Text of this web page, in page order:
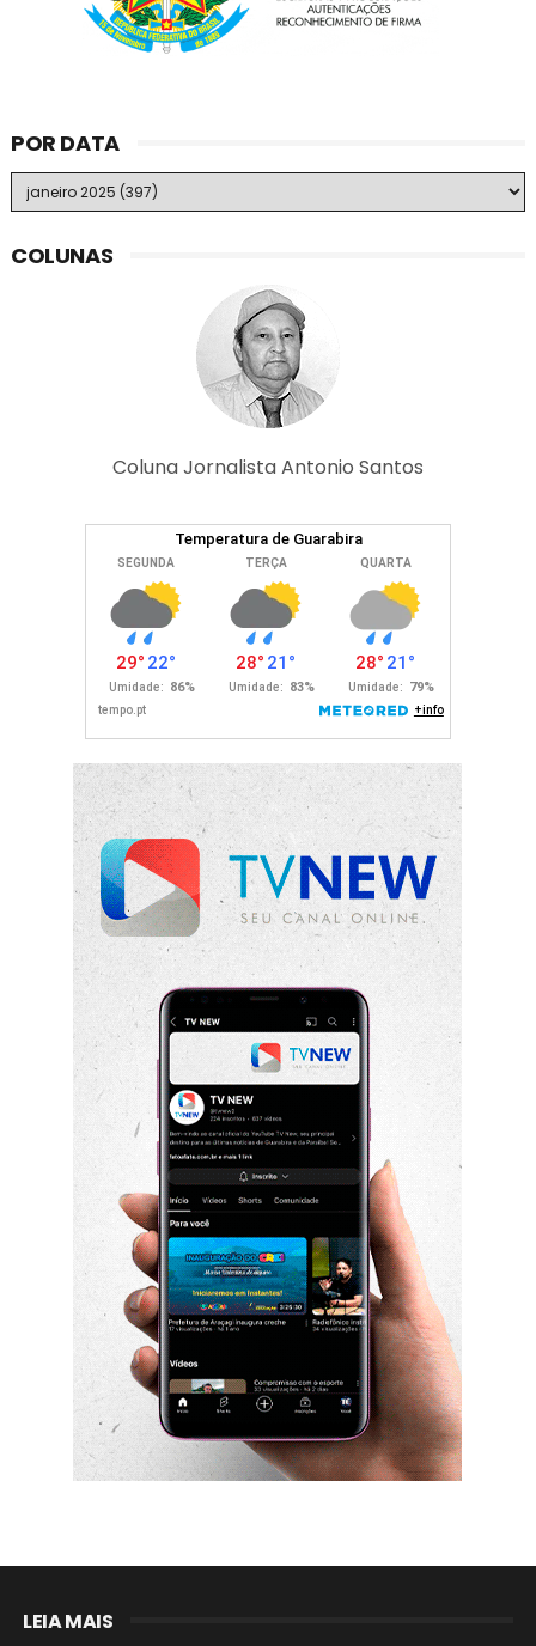
POR DATA
COLUNAS
Coluna Jornalista Antonio Santos
LEIA MAIS